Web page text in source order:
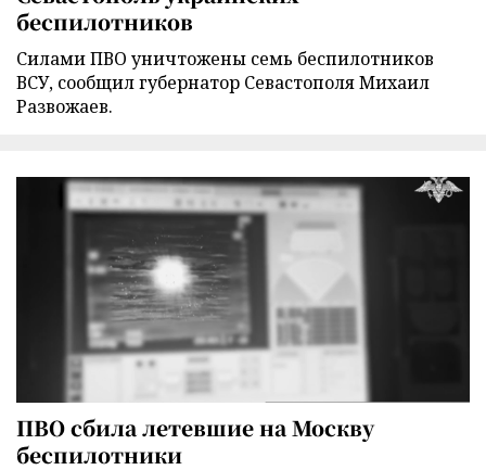
беспилотников
Силами ПВО уничтожены семь беспилотников
ВСУ, сообщил губернатор Севастополя Михаил
Развожаев.
ПВО сбила летевшие на Москву
беспилотники